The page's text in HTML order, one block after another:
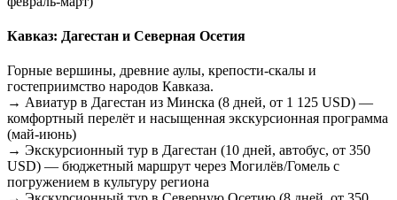
Кавказ: Дагестан и Северная Осетия
Горные вершины, древние аулы, крепости-скалы и
гостеприимство народов Кавказа.
→ Авиатур в Дагестан из Минска (8 дней, от 1 125 USD) —
комфортный перелёт и насыщенная экскурсионная программа
(май-июнь)
→ Экскурсионный тур в Дагестан (10 дней, автобус, от 350
USD) — бюджетный маршрут через Могилёв/Гомель с
погружением в культуру региона